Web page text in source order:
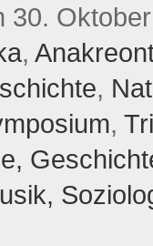
30.
,
,
,